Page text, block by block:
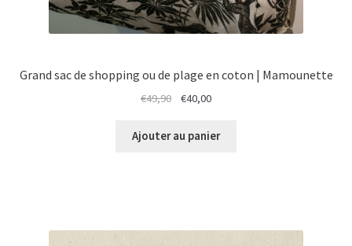
Grand sac de shopping ou de plage en coton | Mamounette
€49,90
Le
initial
€40,00Le
actuel
Ajouter au panier